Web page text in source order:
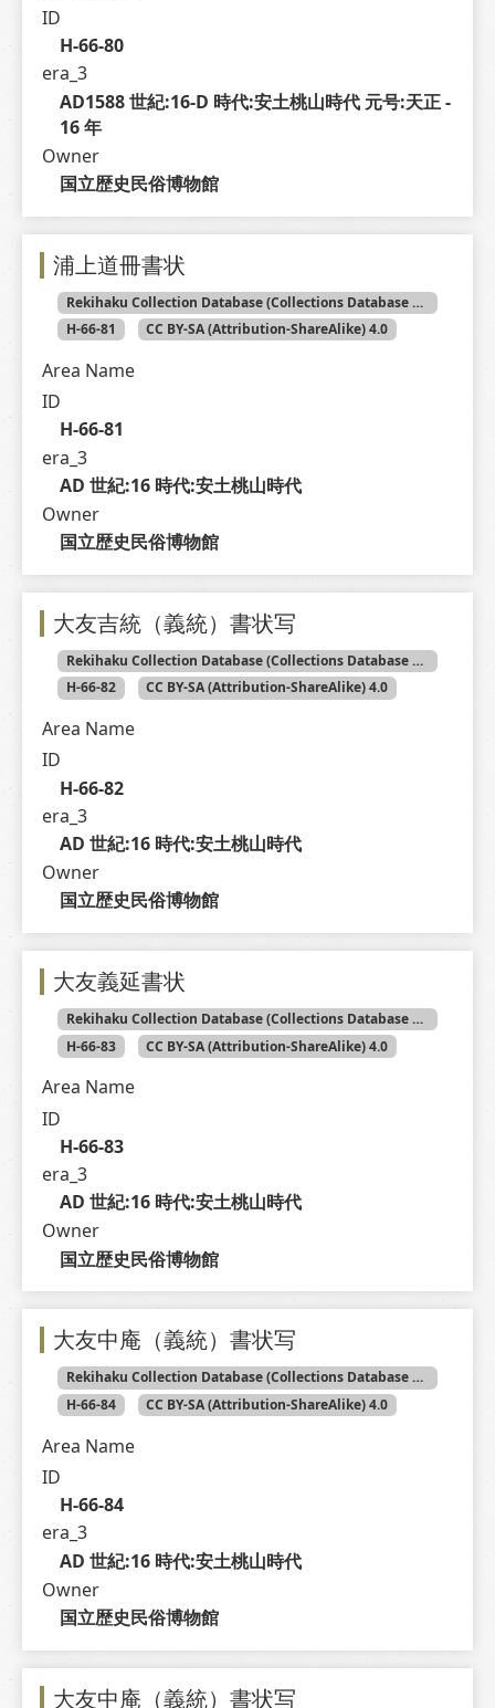
ID
H-66-80
era_3
AD1588 世紀:16-D 時代:安土桃山時代 元号:天正 -
16 年
Owner
国立歴史民俗博物館
浦上道冊書状
Rekihaku Collection Database (Collections Database of the National Museum of Japanese History)
H-66-81
CC BY-SA (Attribution-ShareAlike) 4.0
Area Name
ID
H-66-81
era_3
AD 世紀:16 時代:安土桃山時代
Owner
国立歴史民俗博物館
大友吉統（義統）書状写
Rekihaku Collection Database (Collections Database of the National Museum of Japanese History)
H-66-82
CC BY-SA (Attribution-ShareAlike) 4.0
Area Name
ID
H-66-82
era_3
AD 世紀:16 時代:安土桃山時代
Owner
国立歴史民俗博物館
大友義延書状
Rekihaku Collection Database (Collections Database of the National Museum of Japanese History)
H-66-83
CC BY-SA (Attribution-ShareAlike) 4.0
Area Name
ID
H-66-83
era_3
AD 世紀:16 時代:安土桃山時代
Owner
国立歴史民俗博物館
大友中庵（義統）書状写
Rekihaku Collection Database (Collections Database of the National Museum of Japanese History)
H-66-84
CC BY-SA (Attribution-ShareAlike) 4.0
Area Name
ID
H-66-84
era_3
AD 世紀:16 時代:安土桃山時代
Owner
国立歴史民俗博物館
大友中庵（義統）書状写